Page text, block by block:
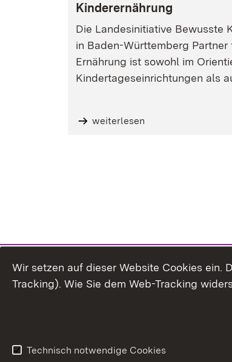
Kinderernährung
Die Landesinitiative Bewusste
in Baden-Württemberg
Ernährung ist sowohl im
Kindertageseinrichtungen als
weiterlesen
Wir setzen auf dieser Website Cookies ein.
Tracking). Wie Sie dem Web-Tracking
Technisch notwendige Cookies